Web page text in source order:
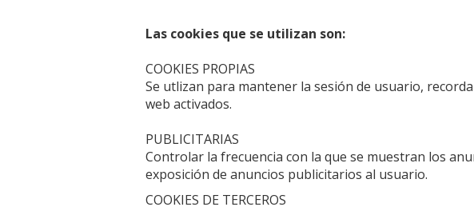
Las cookies que se utilizan son:
COOKIES PROPIAS
Se utlizan para mantener la sesión de usuario,
web activados.
PUBLICITARIAS
Controlar la frecuencia con la que se muestran los
exposición de anuncios publicitarios al usuario.
COOKIES DE TERCEROS